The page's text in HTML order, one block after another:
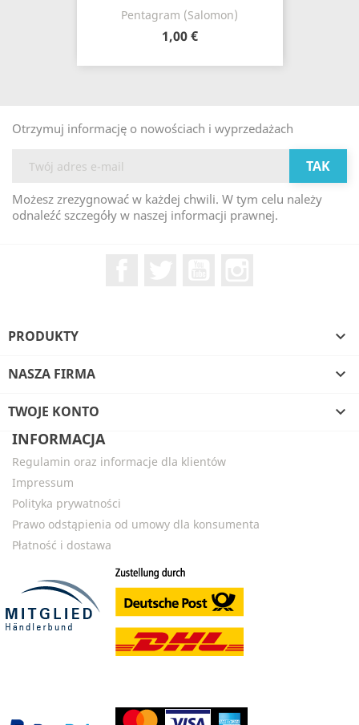
Pentagram (Salomon)
1,00 €
Otrzymuj informację o nowościach i wyprzedażach
Możesz zrezygnować w każdej chwili. W tym celu należy
odnaleźć szczegóły w naszej informacji prawnej.
PRODUKTY 
NASZA FIRMA 
TWOJE KONTO

INFORMACJA
Regulamin oraz informacje dla klientów
Impressum
Polityka prywatności
Prawo odstąpienia od umowy dla konsumenta
Płatność i dostawa